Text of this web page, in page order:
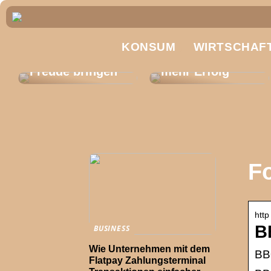
KONSUM
Glücklich sein –
Freude bringen
So gelangen
mehr Erfolg
http
BUSINESS
Wie Unternehmen mit dem
Flatpay Zahlungsterminal